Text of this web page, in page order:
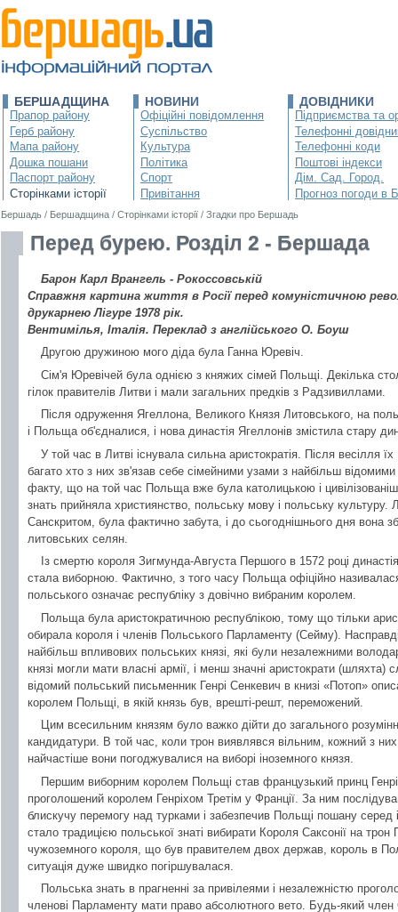
БЕРШАДЩИНА
Прапор району
Герб району
Мапа району
Дошка пошани
Паспорт району
Сторінками історії
НОВИНИ
Офіційні повідомлення
Суспільство
Культура
Політика
Спорт
Привітання
ДОВІДНИКИ
Підприємства та
Телефонні
Телефонні коди
Поштові індекси
Дім. Сад. Город.
Прогноз погоди в
Бершадь / Бершадщина / Сторінками історії / Згадки про Бершадь
Перед бурею. Розділ 2 - Бершада
Барон Карл Врангель - Рокоссовській
Справжня картина життя в Росії перед комуністичною
друкарнею Лігуре 1978 рік.
Вентимілья, Італія. Переклад з англійського О. Боуш
Другою дружиною мого діда була Ганна Юревіч.
Сім'я Юревічей була однією з княжих сімей Польщі. Декілька
гілок правителів Литви і мали загальних предків з Радзивиллами.
Після одруження Ягеллона, Великого Князя Литовського, на
і Польща об'єдналися, і нова династія Ягеллонів змістила стару
У той час в Литві існувала сильна аристократія. Після весілля
багато хто з них зв'язав себе сімейними узами з найбільш
факту, що на той час Польща вже була католицькою і
знать прийняла християнство, польську мову і польську
Санскритом, була фактично забута, і до сьогоднішнього дня вона
литовських селян.
Із смертю короля Зигмунда-Августа Першого в 1572 році
стала виборною. Фактично, з того часу Польща офіційно
польського означає республіку з довічно вибраним королем.
Польща була аристократичною республікою, тому що тільки
обирала короля і членів Польського Парламенту (Сейму).
найбільш впливових польських князі, які були незалежними
князі могли мати власні армії, і менш значні аристократи
відомий польський письменник Генрі Сенкевич в книзі «Потоп»
королем Польщі, в якій князь був, врешті-решт, переможений.
Цим всесильним князям було важко дійти до загального
кандидатури. В той час, коли трон виявлявся вільним, кожний з
найчастіше вони погоджувалися на виборі іноземного князя.
Першим виборним королем Польщі став французький принц
проголошений королем Генріхом Третім у Франції. За ним
блискучу перемогу над турками і забезпечив Польщі пошану серед
стало традицією польської знаті вибирати Короля Саксонії на
чужоземного короля, що був правителем двох держав, король в
ситуація дуже швидко погіршувалася.
Польська знать в прагненні за привілеями і незалежністю
членові Парламенту мати право абсолютного вето. Будь-який